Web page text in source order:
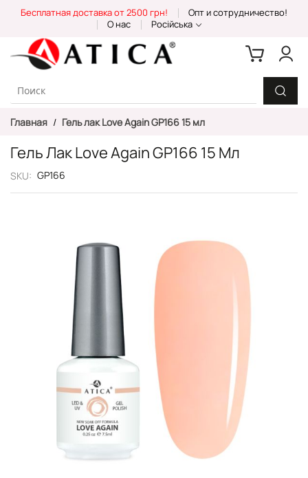
Content
Бесплатная доставка от 2500 грн!
Опт и сотрудничество!
О нас
Російська
Главная Гель лак Love Again GP166 15 мл
Гель Лак Love Again GP166 15 Мл
SKU GP166
изображений